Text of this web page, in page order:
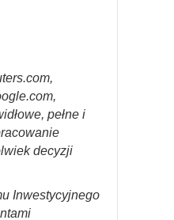
pełne i
decyzji
Inwestycyjnego